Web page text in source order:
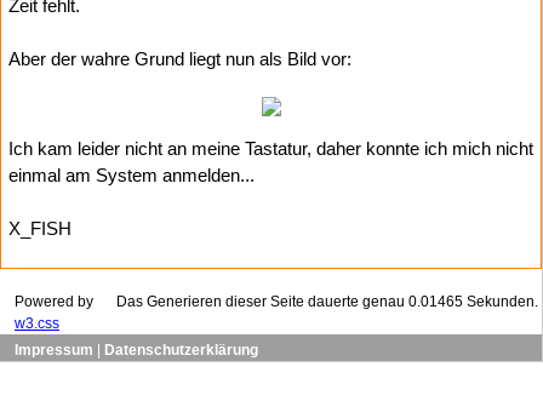
Zeit fehlt.
Aber der wahre Grund liegt nun als Bild vor:
Ich kam leider nicht an meine Tastatur, daher konnte ich mich nicht
einmal am System anmelden...
X_FISH
Das Generieren dieser Seite dauerte genau 0.01465 Sekunden.
Powered by
w3.css
Impressum
Datenschutzerklärung